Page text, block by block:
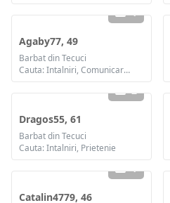
1
Agaby77, 49
Barbat din Tecuci
Cauta: Intalniri, Comunicare / chat, Casatorie
2
Dragos55, 61
Barbat din Tecuci
Cauta: Intalniri, Prietenie
1
Catalin4779, 46